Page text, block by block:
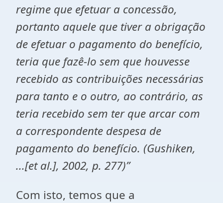
regime que efetuar a concessão,
portanto aquele que tiver a obrigação
de efetuar o pagamento do benefício,
teria que fazê-lo sem que houvesse
recebido as contribuições necessárias
para tanto e o outro, ao contrário, as
teria recebido sem ter que arcar com
a correspondente despesa de
pagamento do benefício. (Gushiken,
...[et al.], 2002, p. 277)”
Com isto, temos que a